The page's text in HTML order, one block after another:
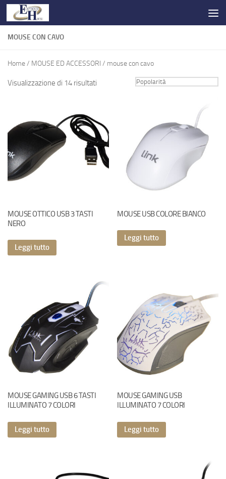
Salta al contenuto
MOUSE CON CAVO
Home/ MOUSE ED ACCESSORI / mouse con cavo
Visualizzazione di 14 risultati
MOUSE OTTICO USB 3 TASTI
NERO
Leggi tutto
MOUSE USB COLORE BIANCO
Leggi tutto
MOUSE GAMING USB 6 TASTI
ILLUMINATO 7 COLORI
Leggi tutto
MOUSE GAMING USB
ILLUMINATO 7 COLORI
Leggi tutto